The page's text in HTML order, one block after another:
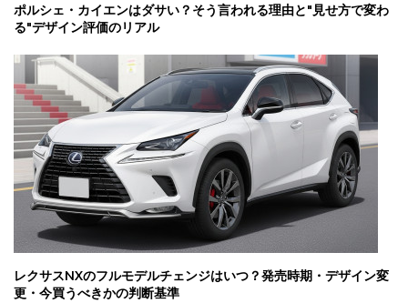
ポルシェ・カイエンはダサい？そう言われる理由と"見せ方で変わ
る"デザイン評価のリアル
レクサスNXのフルモデルチェンジはいつ？発売時期・デザイン変
更・今買うべきかの判断基準